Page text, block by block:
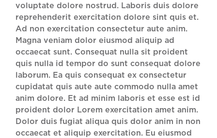
voluptate dolore nostrud. Laboris duis dolore
reprehenderit exercitation dolore sint quis et.
Ad non exercitation consectetur aute anim.
Magna veniam dolor eiusmod aliquip ad
occaecat sunt. Consequat nulla sit proident
quis nulla id tempor do sunt consequat dolore
laborum. Ea quis consequat ex consectetur
cupidatat quis aute aute commodo nulla amet
anim dolore. Et ad minim laboris et esse est id
proident dolor Lorem exercitation amet anim.
Dolor duis fugiat aliqua quis dolor anim in non
occaecat et aliquip exercitation. Eu eiusmod